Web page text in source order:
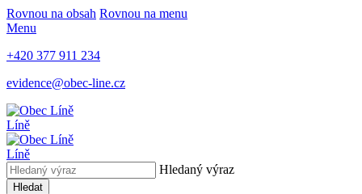
Rovnou na obsah Rovnou na menu
Menu
+420 377 911 234
evidence@obec-line.cz
Líně
Líně
Hledaný výraz
Hledat